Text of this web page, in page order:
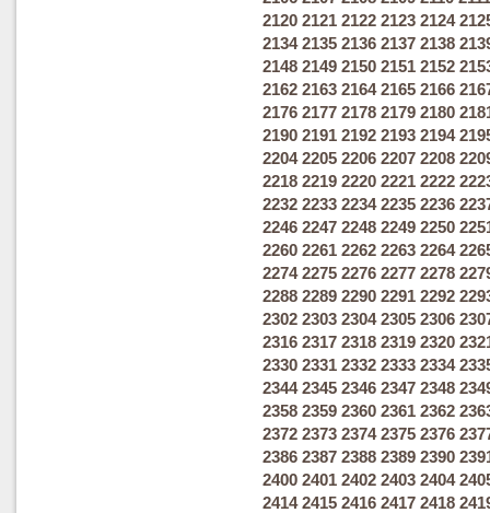
2120 2121 2122 2123 2124
2134 2135 2136 2137 2138
2148 2149 2150 2151 2152
2162 2163 2164 2165 2166
2176 2177 2178 2179 2180
2190 2191 2192 2193 2194
2204 2205 2206 2207 2208
2218 2219 2220 2221 2222
2232 2233 2234 2235 2236
2246 2247 2248 2249 2250
2260 2261 2262 2263 2264
2274 2275 2276 2277 2278
2288 2289 2290 2291 2292
2302 2303 2304 2305 2306
2316 2317 2318 2319 2320
2330 2331 2332 2333 2334
2344 2345 2346 2347 2348
2358 2359 2360 2361 2362
2372 2373 2374 2375 2376
2386 2387 2388 2389 2390
2400 2401 2402 2403 2404
2414 2415 2416 2417 2418